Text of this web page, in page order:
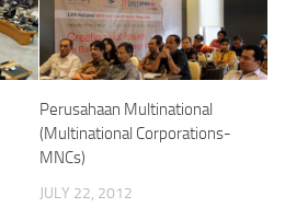
Perusahaan Multinational
(Multinational Cor­porations-
MNCs)
JULY 22, 2012